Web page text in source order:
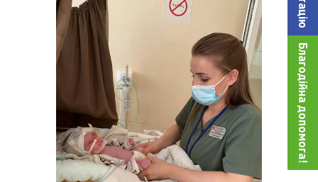
Благодійна допомога!